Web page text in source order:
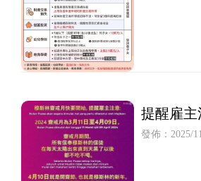
提醒雇主
發佈：2025/